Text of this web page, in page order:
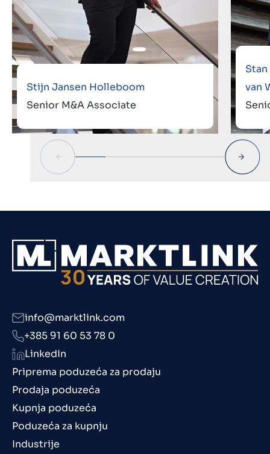
Stijn Jansen Holleboom
Senior M&A Associate
van
Priprema poduzeća za prodaju
Prodaja poduzeća
Kupnja poduzeća
Poduzeća za kupnju
Industrije
info@marktlink.com
+385 91 60 53 78 0
LinkedIn